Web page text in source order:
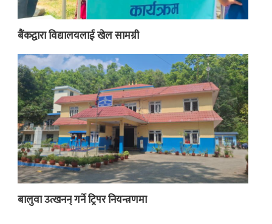
बैंकद्वारा विद्यालयलाई खेल सामग्री
बालुवा उत्खनन् गर्ने ट्रिपर नियन्त्रणमा